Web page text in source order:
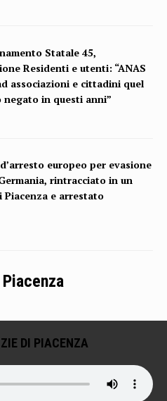
Statale 45,
Residenti e utenti: “ANAS
associazioni e cittadini quel
in questi anni”
europeo per evasione
rintracciato in un
Piacenza e arrestato
DI PIACENZA